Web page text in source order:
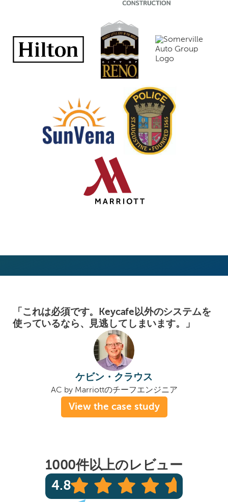
「これは必須です。Keycafe以外のシステムを
使っているなら、見逃してしまいます。」
ケビン・クラウス
AC by Marriottのチーフエンジニア
View the case study
1000件以上のレビュー
4.8